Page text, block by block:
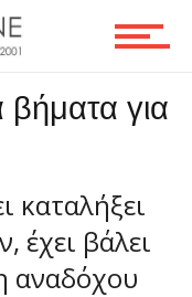
για
καταλήξει
έχει βάλει
αναδόχου